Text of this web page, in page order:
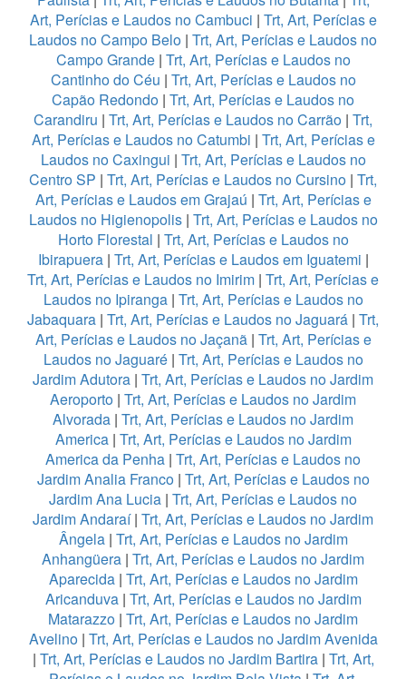
Art, Perícias e Laudos no Cambuci | Trt, Art, Perícias e
Laudos no Campo Belo | Trt, Art, Perícias e Laudos no
Campo Grande| Trt, Art, Perícias e Laudos no
Cantinho do Céu | Trt, Art, Perícias e Laudos no
Capão Redondo | Trt, Art, Perícias e Laudos no
Carandiru | Trt, Art, Perícias e Laudos no Carrão | Trt,
Art, Perícias e Laudos no Catumbi | Trt, Art, Perícias e
Laudos no Caxingui | Trt, Art, Perícias e Laudos no
Centro SP | Trt, Art, Perícias e Laudos no Cursino | Trt,
Art, Perícias e Laudos em Grajaú | Trt, Art, Perícias e
Laudos no Higienopolis| Trt, Art, Perícias e Laudos no
Horto Florestal | Trt, Art, Perícias e Laudos no
Ibirapuera| Trt, Art, Perícias e Laudos em Iguatemi |
Trt, Art, Perícias e Laudos no Imirim | Trt, Art, Perícias e
Laudos no Ipiranga| Trt, Art, Perícias e Laudos no
Jabaquara | Trt, Art, Perícias e Laudos no Jaguará | Trt,
Art, Perícias e Laudos no Jaçanã| Trt, Art, Perícias e
Laudos no Jaguaré| Trt, Art, Perícias e Laudos no
Jardim Adutora | Trt, Art, Perícias e Laudos no Jardim
Aeroporto | Trt, Art, Perícias e Laudos no Jardim
Alvorada | Trt, Art, Perícias e Laudos no Jardim
America| Trt, Art, Perícias e Laudos no Jardim
America da Penha | Trt, Art, Perícias e Laudos no
Jardim Analia Franco| Trt, Art, Perícias e Laudos no
Jardim Ana Lucia | Trt, Art, Perícias e Laudos no
Jardim Andaraí| Trt, Art, Perícias e Laudos no Jardim
Ângela| Trt, Art, Perícias e Laudos no Jardim
Anhangüera | Trt, Art, Perícias e Laudos no Jardim
Aparecida| Trt, Art, Perícias e Laudos no Jardim
Aricanduva| Trt, Art, Perícias e Laudos no Jardim
Matarazzo | Trt, Art, Perícias e Laudos no Jardim
Avelino| Trt, Art, Perícias e Laudos no Jardim Avenida
| Trt, Art, Perícias e Laudos no Jardim Bartira| Trt, Art,